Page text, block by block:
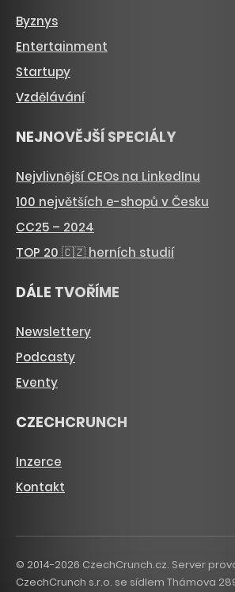
Byznys
Entertainment
Startupy
Vzdělávání
NEJNOVĚJŠÍ SPECIÁLY
Nejvlivnější CEOs na LinkedInu
100 největších e-shopů v Česku
CC25 – 2024
TOP 20 🇨🇿 herních studií
DÁLE TVOŘÍME
Newslettery
Podcasty
Eventy
CZECHCRUNCH
Inzerce
Kontakt
© 2014-2026 CzechCrunch.cz. Server
CzechCrunch s.r.o. se sídlem Thámova